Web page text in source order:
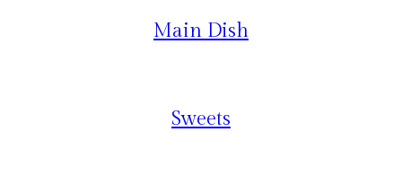
Main Dish
Sweets